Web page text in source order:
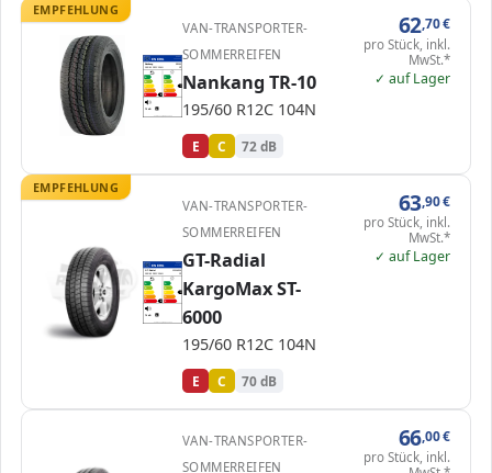
EMPFEHLUNG
ENERG 1000000
Nankang EB189
195/60 R12C 104N C2
A
B
C
D
E E
A
B
C C
D
E
72 dB
VAN-TRANSPORTER-
SOMMERREIFEN
Nankang TR-10
195/60 R12C 104N
E C 72 dB
62,70€
pro Stück, inkl.
MwSt.*
✓ auf Lager
EMPFEHLUNG
ENERG 472792
GT-Radial
100AK004
195/60 R12C 104N
C2
A
B
C
D
E E
A
B
C C
D
E
70 dB
VAN-TRANSPORTER-
SOMMERREIFEN
GT-Radial
KargoMax ST-
6000
195/60 R12C 104N
E C 70 dB
63,90€
pro Stück, inkl.
MwSt.*
✓ auf Lager
VAN-TRANSPORTER-
SOMMERREIFEN
66,00€
pro Stück, inkl.